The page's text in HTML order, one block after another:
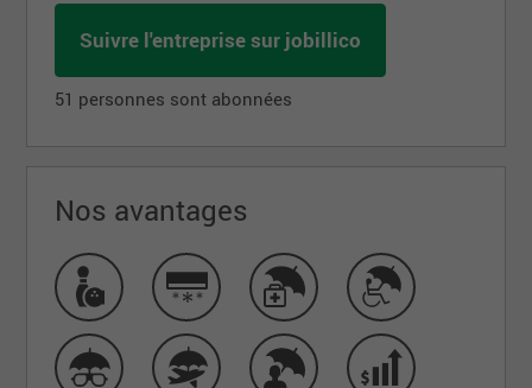
Suivre l'entreprise sur jobillico
51 personnes sont abonnées
Nos avantages